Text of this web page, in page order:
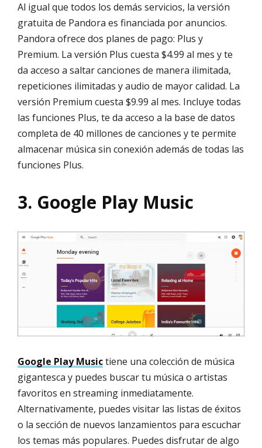
Al igual que todos los demás servicios, la versión
gratuita de Pandora es financiada por anuncios.
Pandora ofrece dos planes de pago: Plus y
Premium. La versión Plus cuesta $4.99 al mes y te
da acceso a saltar canciones de manera ilimitada,
repeticiones ilimitadas y audio de mayor calidad. La
versión Premium cuesta $9.99 al mes. Incluye todas
las funciones Plus, te da acceso a la base de datos
completa de 40 millones de canciones y te permite
almacenar música sin conexión además de todas las
funciones Plus.
3. Google Play Music
Google Play Musictiene una colección de música
gigantesca y puedes buscar tu música o artistas
favoritos en streaming inmediatamente.
Alternativamente, puedes visitar las listas de éxitos
o la sección de nuevos lanzamientos para escuchar
los temas más populares. Puedes disfrutar de algo